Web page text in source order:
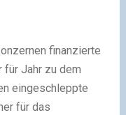
finanzierte
für Jahr zu dem
eingeschleppte
für das